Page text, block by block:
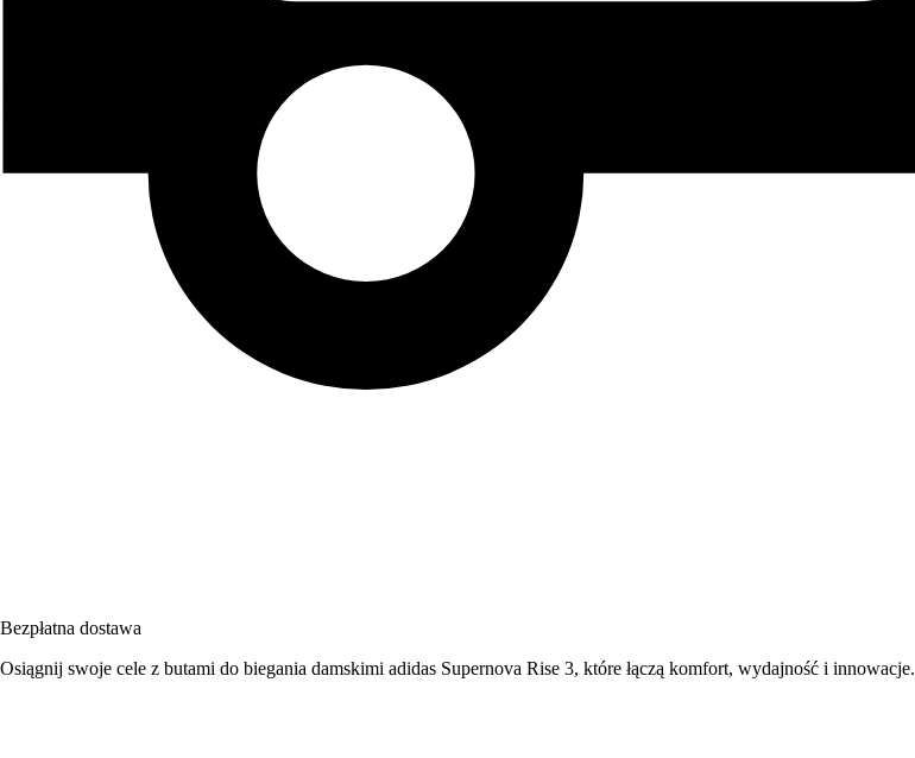
Bezpłatna dostawa
Osiągnij swoje cele z butami do biegania damskimi adidas Supernova Rise 3, które łączą komfort, wydajność i innowacje.